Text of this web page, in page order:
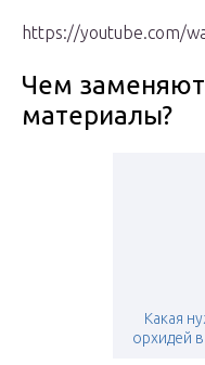
https://youtube.com/
Чем
материалы?
Какая
орхидей